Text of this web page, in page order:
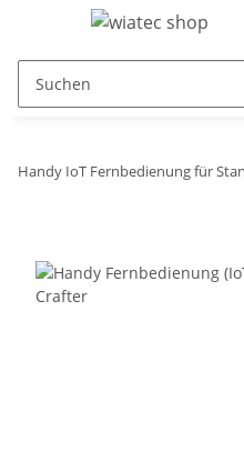
Handy IoT Fernbedienung für